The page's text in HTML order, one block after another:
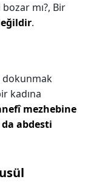
mı?, Bir
.
dokunmak
kadına
mezhebine
abdesti